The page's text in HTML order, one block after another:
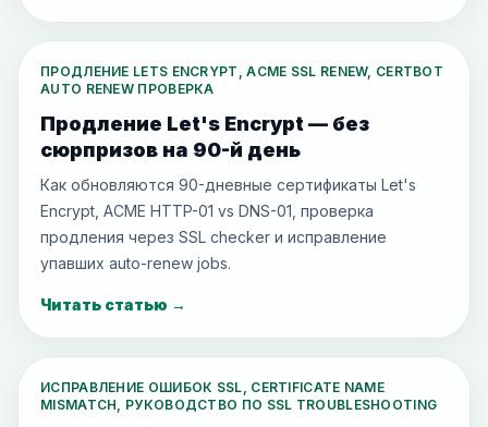
ПРОДЛЕНИЕ LETS ENCRYPT, ACME SSL RENEW, CERTBOT
AUTO RENEW ПРОВЕРКА
Продление Let's Encrypt — без
сюрпризов на 90-й день
Как обновляются 90-дневные сертификаты Let's
Encrypt, ACME HTTP-01 vs DNS-01, проверка
продления через SSL checker и исправление
упавших auto-renew jobs.
Читать статью →
ИСПРАВЛЕНИЕ ОШИБОК SSL, CERTIFICATE NAME
MISMATCH, РУКОВОДСТВО ПО SSL TROUBLESHOOTING